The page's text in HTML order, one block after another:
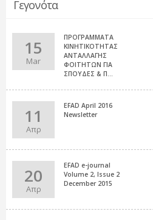
Γεγονότα
15
Mar
ΠΡΟΓΡΑΜΜΑΤΑ
ΚΙΝΗΤΙΚΟΤΗΤΑΣ
ΑΝΤΑΛΛΑΓΗΣ
ΦΟΙΤΗΤΩΝ ΓΙΑ
ΣΠΟΥΔΕΣ & Π...
11
Απρ
EFAD April 2016
Newsletter
20
Απρ
EFAD e-journal
Volume 2, Issue 2
December 2015